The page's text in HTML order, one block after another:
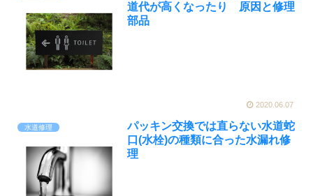
道代が高くなったり 原因と修理
部品
2020.06.07
水道修理
パッキン交換では直らない水道蛇
口(水栓)の種類に合った水漏れ修
理